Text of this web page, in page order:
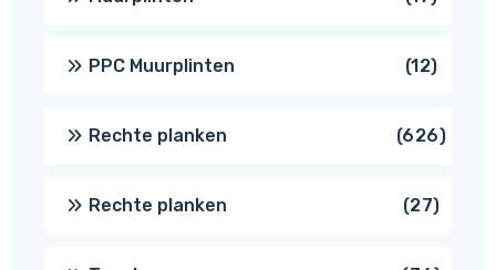
PPC Muurplinten 1212
Rechte planken 626626
Rechte planken 2727